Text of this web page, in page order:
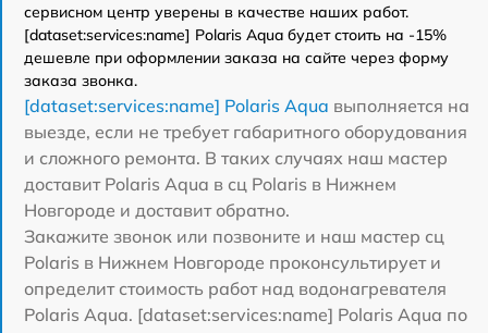
сервисном центр уверены в качестве наших работ.
[dataset:services:name] Polaris Aqua будет стоить на -15%
дешевле при оформлении заказа на сайте через форму
заказа звонка.
[dataset:services:name] Polaris Aqua выполняется на
выезде, если не требует габаритного оборудования
и сложного ремонта. В таких случаях наш мастер
доставит Polaris Aqua в сц Polaris в Нижнем
Новгороде и доставит обратно.
Закажите звонок или позвоните и наш мастер сц
Polaris в Нижнем Новгороде проконсультирует и
определит стоимость работ над водонагревателя
Polaris Aqua. [dataset:services:name] Polaris Aqua по